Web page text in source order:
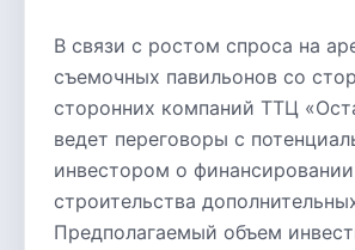
В связи с ростом спроса на
съемочных павильонов со
сторонних компаний ТТЦ
ведет переговоры с
инвестором о финансировании
строительства
Предполагаемый объем